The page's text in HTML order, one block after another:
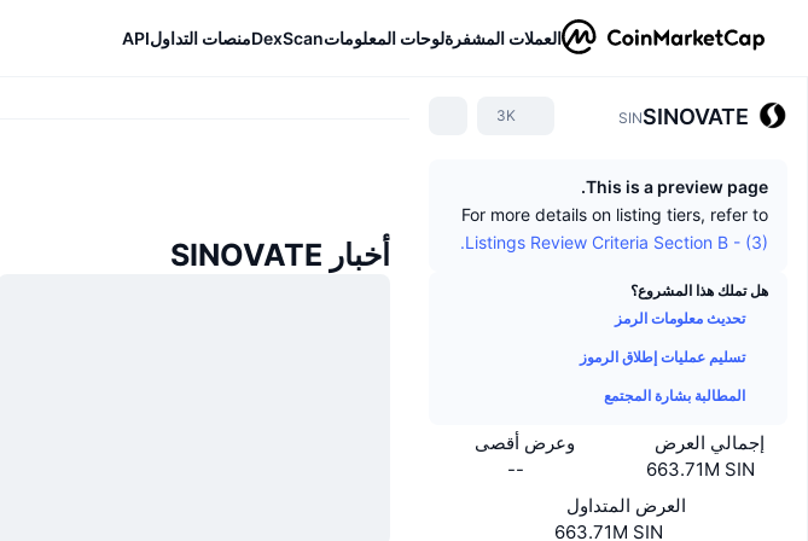
العملات المشفرةلوحات المعلوماتDexScanمنصات التداولAPI
SINOVATE
SIN
3K
This is a preview page.
For more details on listing tiers, refer to
Listings Review Criteria Section B - (3).
هل تملك هذا المشروع؟
تحديث معلومات الرمز
تسليم عمليات إطلاق الرموز
المطالبة بشارة المجتمع
إجمالي العرض
663.71M SIN
وعرض أقصى
--
العرض المتداول
663.71M SIN
أخبار SINOVATE